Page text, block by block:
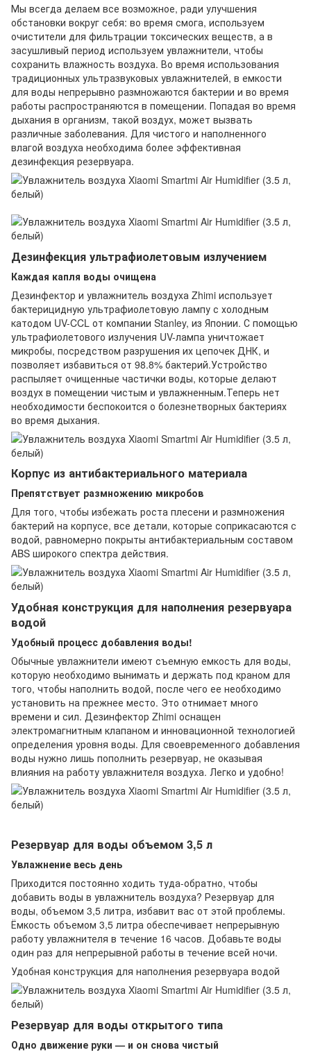
Мы всегда делаем все возможное, ради улучшения
обстановки вокруг себя: во время смога, используем
очистители для фильтрации токсических веществ, а в
засушливый период используем увлажнители, чтобы
сохранить влажность воздуха. Во время использования
традиционных ультразвуковых увлажнителей, в емкости
для воды непрерывно размножаются бактерии и во время
работы распространяются в помещении. Попадая во время
дыхания в организм, такой воздух, может вызвать
различные заболевания. Для чистого и наполненного
влагой воздуха необходима более эффективная
дезинфекция резервуара.
Дезинфекция ультрафиолетовым излучением
Каждая капля воды очищена
Дезинфектор и увлажнитель воздуха Zhimi использует
бактерицидную ультрафиолетовую лампу с холодным
катодом UV-CCL от компании Stanley, из Японии. С помощью
ультрафиолетового излучения UV-лампа уничтожает
микробы, посредством разрушения их цепочек ДНК, и
позволяет избавиться от 98.8% бактерий.Устройство
распыляет очищенные частички воды, которые делают
воздух в помещении чистым и увлажненным.Теперь нет
необходимости беспокоится о болезнетворных бактериях
во время дыхания.
Корпус из антибактериального материала
Препятствует размножению микробов
Для того, чтобы избежать роста плесени и размножения
бактерий на корпусе, все детали, которые соприкасаются с
водой, равномерно покрыты антибактериальным составом
ABS широкого спектра действия.
Удобная конструкция для наполнения резервуара
водой
Удобный процесс добавления воды!
Обычные увлажнители имеют съемную емкость для воды,
которую необходимо вынимать и держать под краном для
того, чтобы наполнить водой, после чего ее необходимо
установить на прежнее место. Это отнимает много
времени и сил. Дезинфектор Zhimi оснащен
электромагнитным клапаном и инновационной технологией
определения уровня воды. Для своевременного добавления
воды нужно лишь пополнить резервуар, не оказывая
влияния на работу увлажнителя воздуха. Легко и удобно!
Резервуар для воды объемом 3,5 л
Увлажнение весь день
Приходится постоянно ходить туда-обратно, чтобы
добавить воды в увлажнитель воздуха? Резервуар для
воды, объемом 3,5 литра, избавит вас от этой проблемы.
Ёмкость объемом 3,5 литра обеспечивает непрерывную
работу увлажнителя в течение 16 часов. Добавьте воды
один раз для непрерывной работы в течение всей ночи.
Удобная конструкция для наполнения резервуара водой
Резервуар для воды открытого типа
Одно движение руки — и он снова чистый